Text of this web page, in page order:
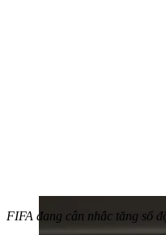
FIFA đang cân nhắc tăng số